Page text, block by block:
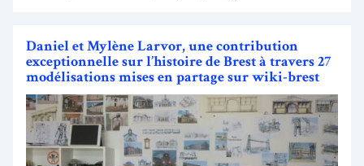
Daniel et Mylène Larvor, une contribution
exceptionnelle sur l’histoire de Brest à travers 27
modélisations mises en partage sur wiki-brest